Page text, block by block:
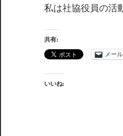
私は社協役員の活
共有:
メー
いいね: